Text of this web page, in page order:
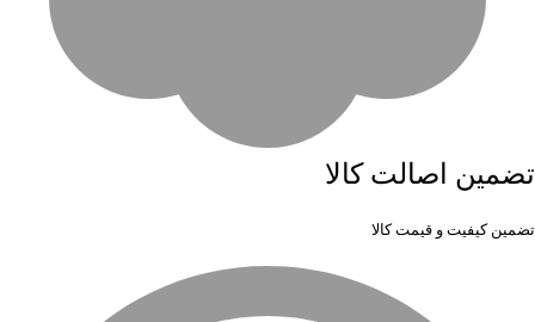
تضمین اصالت کالا
تضمین کیفیت و قیمت کالا